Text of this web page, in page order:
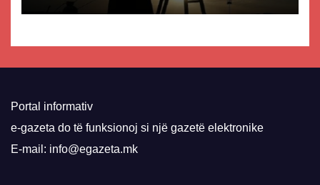
Portal informativ
e-gazeta do të funksionoj si një gazetë elektronike
E-mail: info@egazeta.mk